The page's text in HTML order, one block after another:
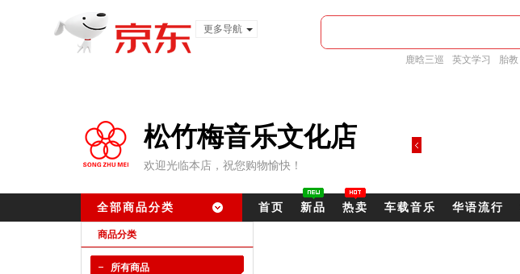
更多导航
鹿晗三巡 英文学习 胎教
松竹梅音乐文化店
欢迎光临本店，祝您购物愉快！
全部商品分类 首页 新品 热卖 车载音乐 华语流行
商品分类
所有商品